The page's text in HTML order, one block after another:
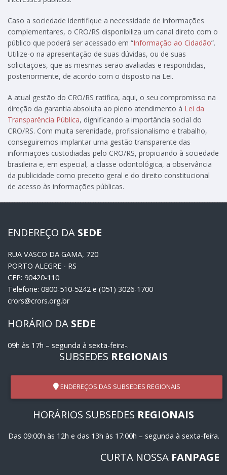
Caso a sociedade identifique a necessidade de informações
complementares, o CRO/RS disponibiliza um canal direto com o
público que poderá ser acessado em “Informação ao Cidadão”.
Utilize-o na apresentação de suas dúvidas, ou de suas
solicitações, que as mesmas serão avaliadas e respondidas,
posteriormente, de acordo com o disposto na Lei.
A atual gestão do CRO/RS ratifica, aqui, o seu compromisso na
direção da garantia absoluta ao pleno atendimento à Lei da
Transparência Pública, dignificando a importância social do
CRO/RS. Com muita serenidade, profissionalismo e trabalho,
conseguiremos implantar uma gestão transparente das
informações custodiadas pelo CRO/RS, propiciando à sociedade
brasileira e, em especial, a classe odontológica, a observância
da publicidade como preceito geral e do direito constitucional
de acesso às informações públicas.
ENDEREÇO DA SEDE
RUA VASCO DA GAMA, 720
PORTO ALEGRE - RS
CEP: 90420-110
Telefone: 0800-510-5242 e (051) 3026-1700
crors@crors.org.br
HORÁRIO DA SEDE
09h às 17h – segunda à sexta-feira-.
SUBSEDES REGIONAIS
ENDEREÇOS DAS SUBSEDES REGIONAIS
HORÁRIOS SUBSEDES REGIONAIS
Das 09:00h às 12h e das 13h às 17:00h – segunda à sexta-feira.
CURTA NOSSA FANPAGE